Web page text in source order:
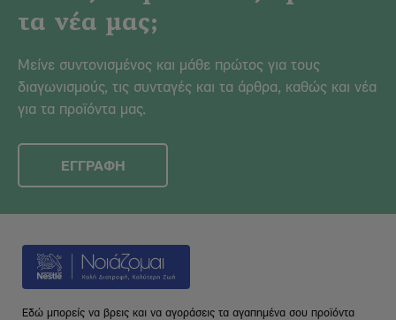
τα νέα μας;
Μείνε συντονισμένος και μάθε πρώτος για τους
διαγωνισμούς, τις συνταγές και τα άρθρα, καθώς και νέα
για τα προϊόντα μας.
ΕΓΓΡΑΦΗ
Εδώ μπορείς να βρεις και να αγοράσεις τα αγαπημένα σου προϊόντα